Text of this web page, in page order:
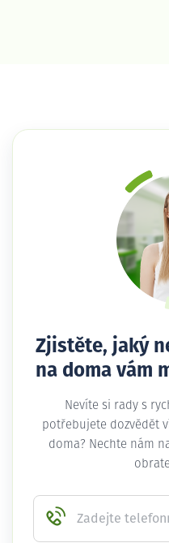
Zjistěte, jaký
na doma vám
Nevíte si rady s
potřebujete dozvědět
doma? Nechte nám
Zadejte